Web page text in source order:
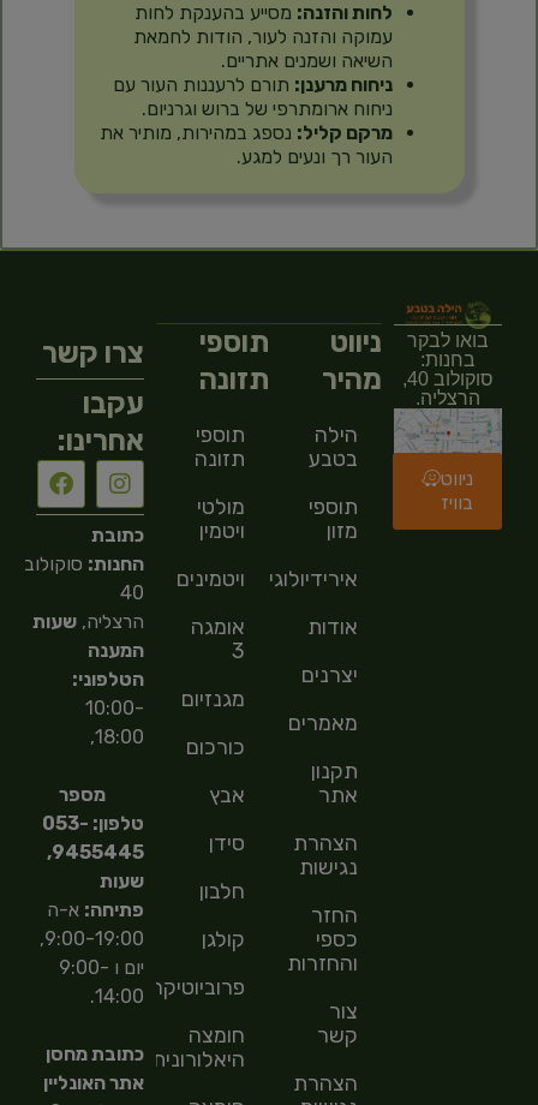
לחות והזנה: מסייע בהענקת לחות
עמוקה והזנה לעור, הודות לחמאת
השיאה ושמנים אתריים.
ניחוח מרענן: תורם לרעננות העור עם
ניחוח ארומתרפי של ברוש וגרניום.
מרקם קליל: נספג במהירות, מותיר את
העור רך ונעים למגע.
בואו לבקר
בחנות:
סוקולוב 40,
הרצליה.
ניווט
בוויז
ניווט
מהיר
הילה
בטבע
תוספי
מזון
אירידיולוגיה
אודות
יצרנים
מאמרים
תקנון
אתר
הצהרת
נגישות
החזר
כספי
והחזרות
צור
קשר
הצהרת
תוספי
תזונה
תוספי
תזונה
מולטי
ויטמין
ויטמינים
אומגה
3
מגנזיום
כורכום
אבץ
סידן
חלבון
קולגן
פרוביוטיקה
חומצה
היאלורונית
צרו קשר
עקבו
אחרינו:
כתובת
החנות: סוקולוב
40
הרצליה,שעות
המענה
הטלפוני:
10:00-
18:00,
מספר
טלפון: 053-
9455445,
שעות
פתיחה: א-ה
9:00-19:00,
יום ו 9:00-
14:00.
כתובת מחסן
אתר האונליין